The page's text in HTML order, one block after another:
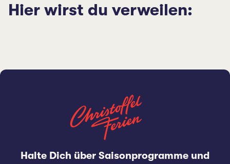
Hier wirst du verweilen:
Halte Dich über Saisonprogramme und